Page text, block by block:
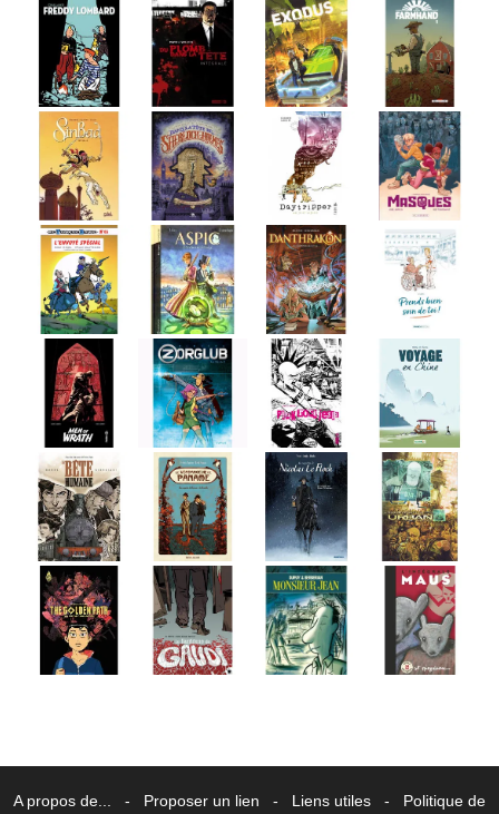
A propos de... - Proposer un lien - Liens utiles - Politique de